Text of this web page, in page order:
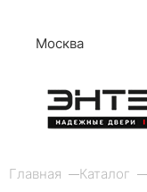
Москва
Главная Каталог